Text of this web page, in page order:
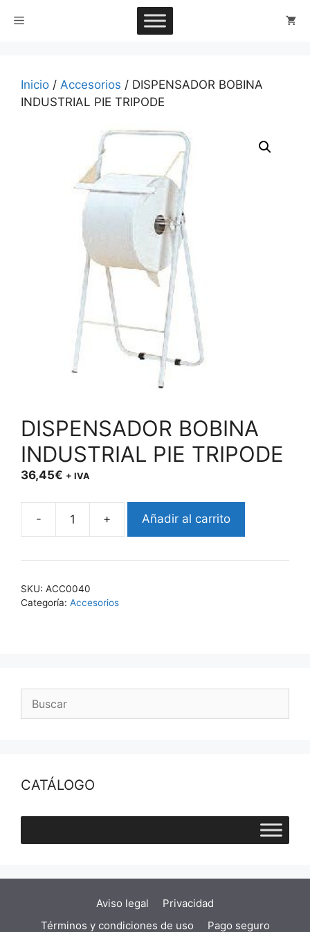
Menú
Inicio / Accesorios / DISPENSADOR BOBINA
INDUSTRIAL PIE TRIPODE
DISPENSADOR BOBINA
INDUSTRIAL PIE TRIPODE
36,45€ + IVA
-
DISPENSADOR
INDUSTRIAL
+ Añadir al carrito
SKU: ACC0040
Categoría: Accesorios
CATÁLOGO
Aviso legal
Privacidad
Términos y condiciones de uso
Pago seguro